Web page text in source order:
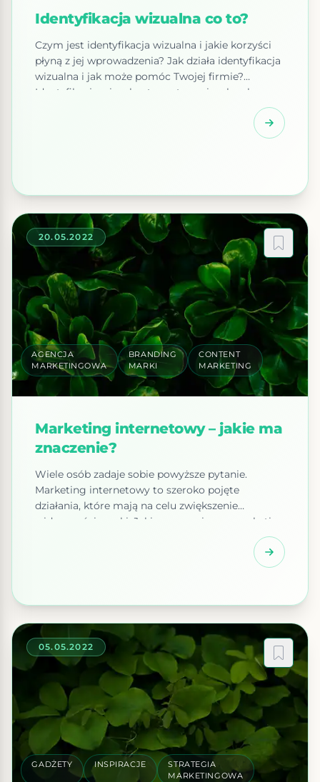
Identyfikacja wizualna co to?
Czym jest identyfikacja wizualna i jakie korzyści
płyną z jej wprowadzenia? Jak działa identyfikacja
wizualna i jak może pomóc Twojej firmie?
Identyfikacja wizualna to zestaw wizualnych
wyróżnienie się wśród konkurencji i zbudowanie
20.05.2022
AGENCJA
MARKETINGOWA
BRANDING
MARKI
CONTENT
MARKETING
Marketing internetowy – jakie ma
znaczenie?
Wiele osób zadaje sobie powyższe pytanie.
Marketing internetowy to szeroko pojęte
działania, które mają na celu zwiększenie
widoczności marki. Jakie znaczenie ma marketing
zadaniem. Wysoka jakość produktów lub usług
05.05.2022
GADŻETY INSPIRACJE
STRATEGIA
MARKETINGOWA